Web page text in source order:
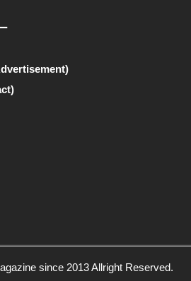
since 2013 Allright Reserved.